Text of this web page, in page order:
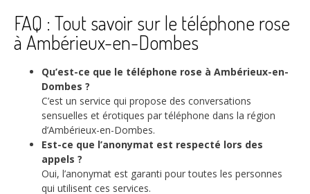
FAQ : Tout savoir sur le téléphone rose
à Ambérieux-en-Dombes
Qu’est-ce que le téléphone rose à Ambérieux-en-
Dombes ?
C’est un service qui propose des conversations
sensuelles et érotiques par téléphone dans la région
d’Ambérieux-en-Dombes.
Est-ce que l’anonymat est respecté lors des
appels ?
Oui, l’anonymat est garanti pour toutes les personnes
qui utilisent ces services.